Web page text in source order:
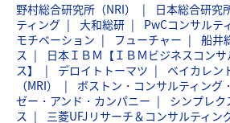
野村総合研究所（NRI） 日本総合研究
ティング
大和総研 PwCコンサルテ
モチベーション
フューチャー
船井
ス
日本ＩＢＭ【ＩＢＭビジネスコン
ス】
デロイトトーマツ ベイカレン
（MRI）
ボストン・コンサルティング
ゼー・アンド・カンパニー
シンプレ
ス
三菱UFJリサーチ＆コンサルティン